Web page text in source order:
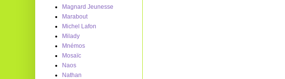
Magnard Jeunesse
Marabout
Michel Lafon
Milady
Mnémos
Mosaïc
Naos
Nathan